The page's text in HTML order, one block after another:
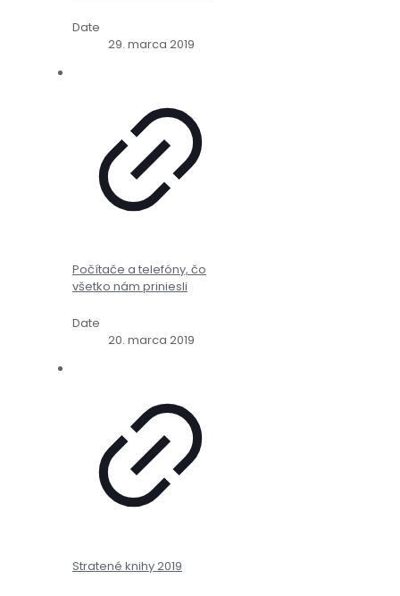
Date
29. marca 2019
Počítače a telefóny, čo
všetko nám priniesli
Date
20. marca 2019
Stratené knihy 2019